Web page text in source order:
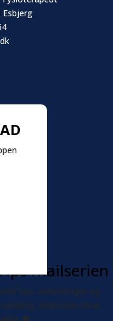
Esbjerg
mailserien
anbefalinger og
Mailserien bliver